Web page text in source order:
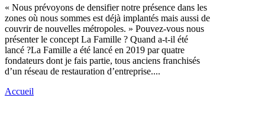
« Nous prévoyons de densifier notre présence dans les
zones où nous sommes est déjà implantés mais aussi de
couvrir de nouvelles métropoles. » Pouvez-vous nous
présenter le concept La Famille ? Quand a-t-il été
lancé ?La Famille a été lancé en 2019 par quatre
fondateurs dont je fais partie, tous anciens franchisés
d’un réseau de restauration d’entreprise....
Accueil